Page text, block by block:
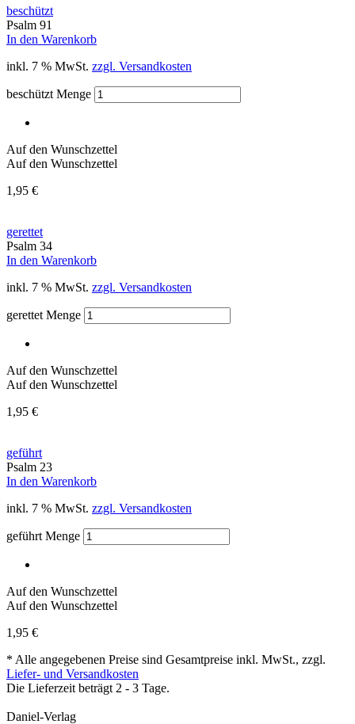
beschützt
Psalm 91
In den Warenkorb
inkl. 7 % MwSt. zzgl. Versandkosten
beschützt Menge
Auf den Wunschzettel
Auf den Wunschzettel
1,95 €
gerettet
Psalm 34
In den Warenkorb
inkl. 7 % MwSt. zzgl. Versandkosten
gerettet Menge
Auf den Wunschzettel
Auf den Wunschzettel
1,95 €
geführt
Psalm 23
In den Warenkorb
inkl. 7 % MwSt. zzgl. Versandkosten
geführt Menge
Auf den Wunschzettel
Auf den Wunschzettel
1,95 €
* Alle angegebenen Preise sind Gesamtpreise inkl. MwSt., zzgl.
Liefer- und Versandkosten
Die Lieferzeit beträgt 2 - 3 Tage.
Daniel-Verlag